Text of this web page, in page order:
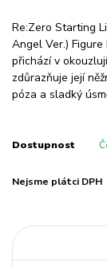
Re:Zero Starting
Angel Ver.)
přichází v
zdůrazňuje její
póza a sladký
Dostupnost
Nejsme plátci DPH